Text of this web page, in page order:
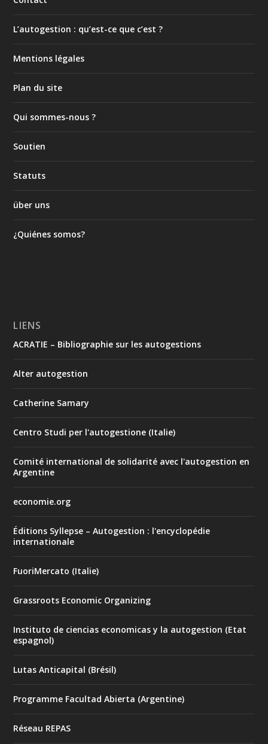
L’autogestion : qu’est-ce que c’est ?
Mentions légales
Plan du site
Qui sommes-nous ?
Soutien
Statuts
über uns
¿Quiénes somos?
LIENS
ACRATIE – Bibliographie sur les autogestions
Alter autogestion
Catherine Samary
Centro Studi per l'autogestione (Italie)
Comité international de solidarité avec l'autogestion en
Argentine
economie.org
Éditions Syllepse – Autogestion : l'encyclopédie
internationale
FuoriMercato (Italie)
Grassroots Economic Organizing
Instituto de ciencias economicas y la autogestion (Etat
espagnol)
Lutas Anticapital (Brésil)
Programme Facultad Abierta (Argentine)
Réseau REPAS